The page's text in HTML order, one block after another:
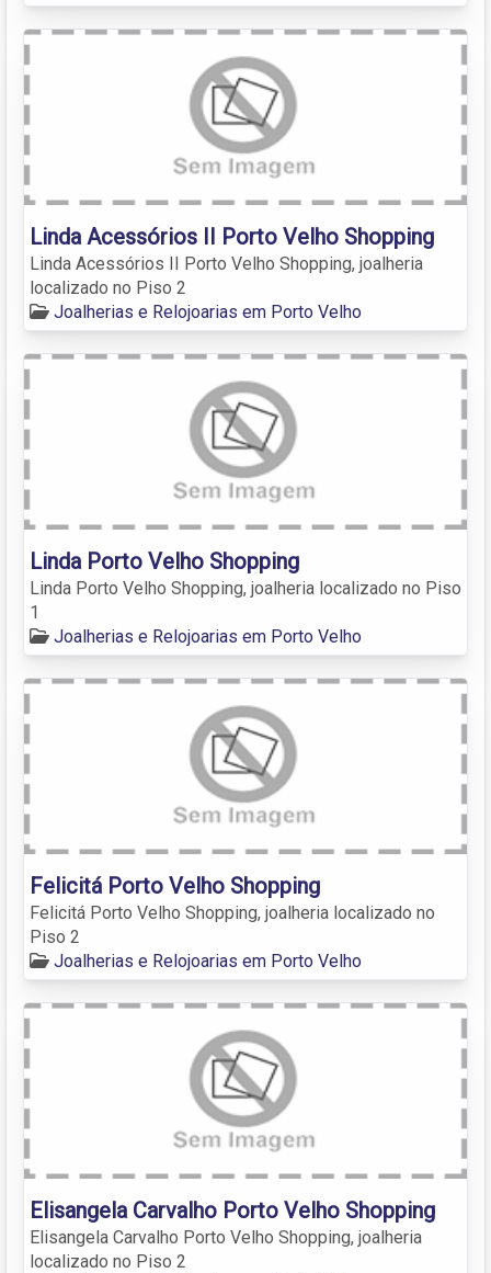
Linda Acessórios II Porto Velho Shopping
Linda Acessórios II Porto Velho Shopping, joalheria
localizado no Piso 2
Joalherias e Relojoarias em Porto Velho
Linda Porto Velho Shopping
Linda Porto Velho Shopping, joalheria localizado no Piso
1
Joalherias e Relojoarias em Porto Velho
Felicitá Porto Velho Shopping
Felicitá Porto Velho Shopping, joalheria localizado no
Piso 2
Joalherias e Relojoarias em Porto Velho
Elisangela Carvalho Porto Velho Shopping
Elisangela Carvalho Porto Velho Shopping, joalheria
localizado no Piso 2